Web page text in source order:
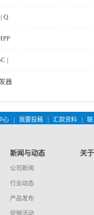
Q
|
器
心 我要投稿 汇款资料
新闻与动态
公司新闻
行业动态
产品发布
关